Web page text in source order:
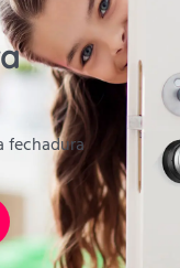
fechadura